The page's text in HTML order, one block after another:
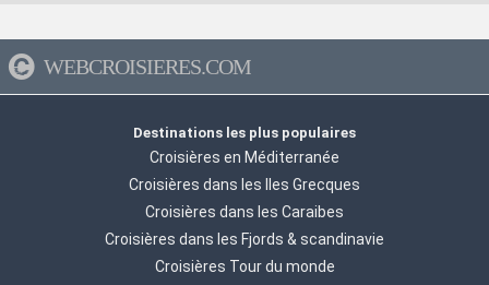
WEBCROISIERES.COM
Destinations les plus populaires
Croisières en Méditerranée
Croisières dans les Iles Grecques
Croisières dans les Caraibes
Croisières dans les Fjords & scandinavie
Croisières Tour du monde